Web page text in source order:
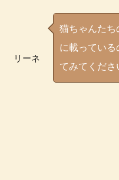
リーネ
猫ちゃんたち
に載っている
てみてくださ